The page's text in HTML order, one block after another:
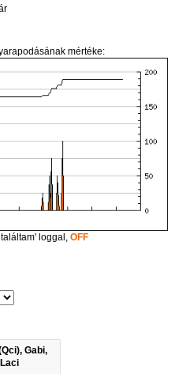
Gabi,
mértéke:
loggal,OFF